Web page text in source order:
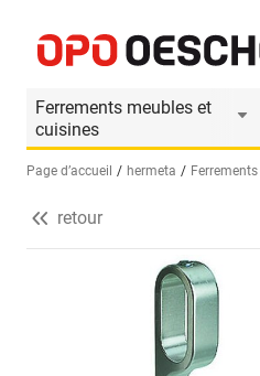
Ferrements meubles et
cuisines
Sélectionnez une langue (FR)
Page d’accueil hermeta
Informations produit
retour